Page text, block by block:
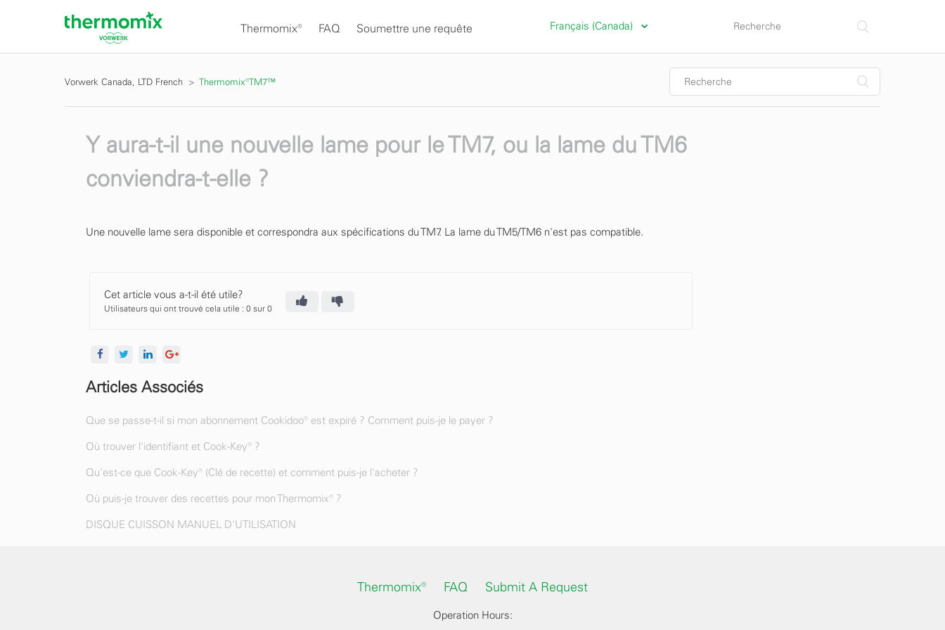
Thermomix® FAQ Soumettre une requête Français (Canada)
Vorwerk Canada, LTD French Thermomix®TM7™
Y aura-t-il une nouvelle lame pour le TM7, ou la lame du TM6
conviendra-t-elle ?
Une nouvelle lame sera disponible et correspondra aux spécifications du TM7. La lame du TM5/TM6 n'est pas compatible.
Cet article vous a-t-il été utile?
Utilisateurs qui ont trouvé cela utile : 0 sur 0
Articles Associés
Que se passe-t-il si mon abonnement Cookidoo® est expiré ? Comment puis-je le payer ?
Où trouver l'identifiant et Cook-Key® ?
Qu'est-ce que Cook-Key® (Clé de recette) et comment puis-je l'acheter ?
Où puis-je trouver des recettes pour mon Thermomix® ?
DISQUE CUISSON MANUEL D'UTILISATION
Thermomix® FAQ Submit A Request
Operation Hours: